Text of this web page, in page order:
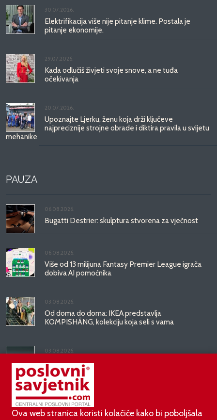
30.07.2026.
Elektrifikacija više nije pitanje klime. Postala je
pitanje ekonomije.
29.07.2026.
Kada odlučiš živjeti svoje snove, a ne tuđa
očekivanja
20.07.2026.
Upoznajte Ljerku, ženu koja drži ključeve
najpreciznije strojne obrade i diktira pravila u svijetu
mehanike
PAUZA
06.08.2026.
Bugatti Destrier: skulptura stvorena za vječnost
06.08.2026.
Više od 13 milijuna Fantasy Premier League igrača
dobiva AI pomoćnika
03.08.2026.
Od doma do doma: IKEA predstavlja
KOMPISHÄNG, kolekciju koja seli s vama
03.08.2026.
Kineski BYD predstavio luksuznu limuzinu veću od
Mercedesove S-klase, obećava domet do 1.000
kilometara
Ova web stranica koristi kolačiće kako bi poboljšala